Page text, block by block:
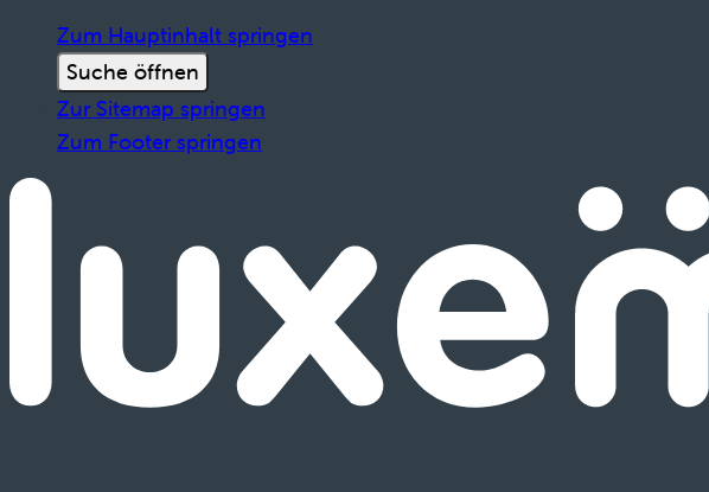
Zum Hauptinhalt springen
Suche öffnen
Zur Sitemap springen
Zum Footer springen